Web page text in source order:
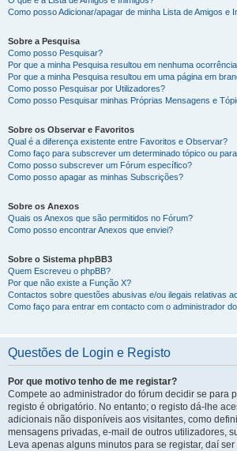
Como posso Adicionar/apagar de minha Lista de Amigos e
Sobre a Pesquisa
Como posso Pesquisar?
Por que a minha Pesquisa resultou em nenhuma
Por que a minha Pesquisa resultou em uma página em
Como posso Pesquisar por Utilizadores?
Como posso Pesquisar minhas Próprias Mensagens e
Sobre os Observar e Favoritos
Qual é a diferença existente entre Favoritos e Observar?
Como faço para subscrever um determinado tópico ou
Como posso subscrever um Fórum específico?
Como posso apagar as minhas Subscrições?
Sobre os Anexos
Quais os Anexos que são permitidos no Fórum?
Como posso encontrar Anexos que enviei?
Sobre o Sistema phpBB3
Quem Escreveu o phpBB?
Por que não existe a Função X?
Contactos sobre questões abusivas e/ou ilegais relativas
Como faço para entrar em contacto com o administrador
Questões de Login e Registo
Por que motivo tenho de me registar?
Compete ao administrador do fórum decidir se para
registo é obrigatório. No entanto; o registo dá-lhe
adicionais não disponíveis aos visitantes, como
mensagens privadas, e-mail de outros utilizadores,
Leva apenas alguns minutos para se registar, daí